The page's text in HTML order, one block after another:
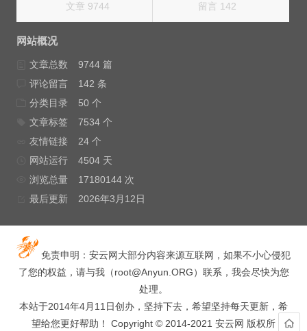
文章 9744 留言 142
网站概况
文章总数
9744 篇
评论留言
142 条
分类目录
50 个
文章标签
7534 个
友情链接
24 个
网站运行
4504 天
浏览总量
17180144 次
最后更新
2026年3月12日
免责申明：安云网大部分内容来源互联网，如果不小心侵犯
了您的权益，请与我（root@Anyun.ORG）联系，我会尽快为您
处理。
本站于2014年4月11日创办，坚持下去，希望坚持每天更新，希
望给您更好帮助！ Copyright © 2014-2021 安云网 版权所